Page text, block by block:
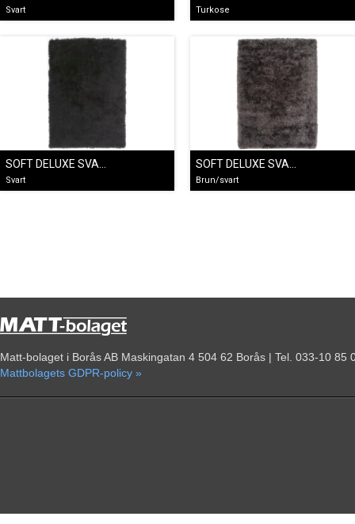
Svart Turkose
Svart Brun/svart
Matt-bolaget i Borås AB Maskingatan 4 504 62 Borås | Tel. 033-10
Mattbolagets GDPR-policy »